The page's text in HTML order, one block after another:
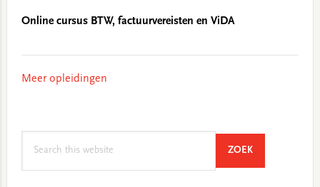
Online cursus BTW, factuurvereisten en ViDA
Meer opleidingen
ZOEKSEARCH